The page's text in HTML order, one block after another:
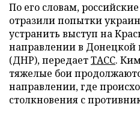
По его словам,
отразили попытки
устранить выступ на
направлении в Донецкой
(ДНР), передаетТАСС.
тяжелые бои
направлении, где
столкновения с